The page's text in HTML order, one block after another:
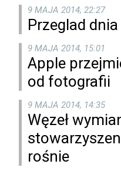
9 MAJA 2014, 22:27
Przeglad
9 MAJA 2014, 15:01
Apple
od fotografii
9 MAJA 2014, 14:35
Węzeł
rośnie